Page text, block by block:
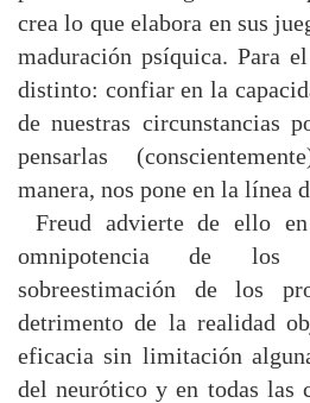
crea lo que elabora en sus
maduración psíquica. Para
distinto: confiar en la
de nuestras circunstancias
pensarlas
manera, nos pone en la línea
Freud advierte de ello en
omnipotencia de los
sobreestimación de los
detrimento de la realidad
eficacia sin limitación
del neurótico y en todas las